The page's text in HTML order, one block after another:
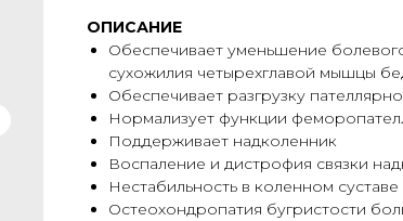
ОПИСАНИЕ
Обеспечивает уменьшение
сухожилия четырехглавой мышцы
Обеспечивает разгрузку
Нормализует функции
Поддерживает надколенник
Воспаление и дистрофия связки
Нестабильность в коленном
Остеохондропатия бугристости